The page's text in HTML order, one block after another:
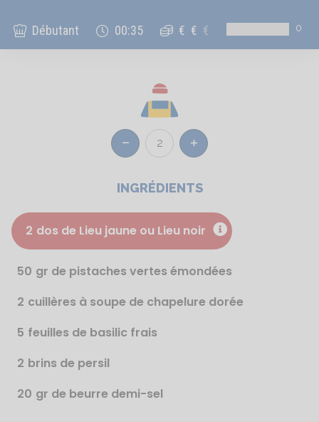
Débutant 00:35 € € € 0
Réduire 2 Augmenter
INGRÉDIENTS
2 dos de Lieu jaune ou Lieu noir
50 gr de pistaches vertes émondées
2 cuillères à soupe de chapelure dorée
5 feuilles de basilic frais
2 brins de persil
20 gr de beurre demi-sel